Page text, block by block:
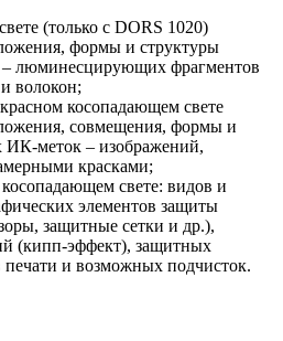
(только с DORS 1020)
формы и структуры
люминесцирующих фрагментов
волокон;
косопадающем свете
совмещения, формы и
ИК-меток – изображений,
красками;
свете: видов и
элементов защиты
защитные сетки и др.),
(кипп-эффект), защитных
печати и возможных подчисток.